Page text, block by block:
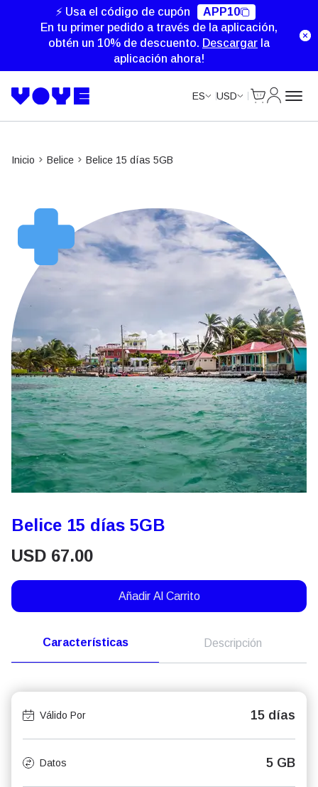
⚡ Usa el código de cupón
APP10
En tu primer pedido a través de la aplicación,
obtén un 10% de descuento. Descargar la
aplicación ahora!
ES USD
Inicio Belice Belice 15 días 5GB
Belice 15 días 5GB
USD 67.00
Añadir Al Carrito
Características Descripción
Válido Por 15 días
Datos 5 GB